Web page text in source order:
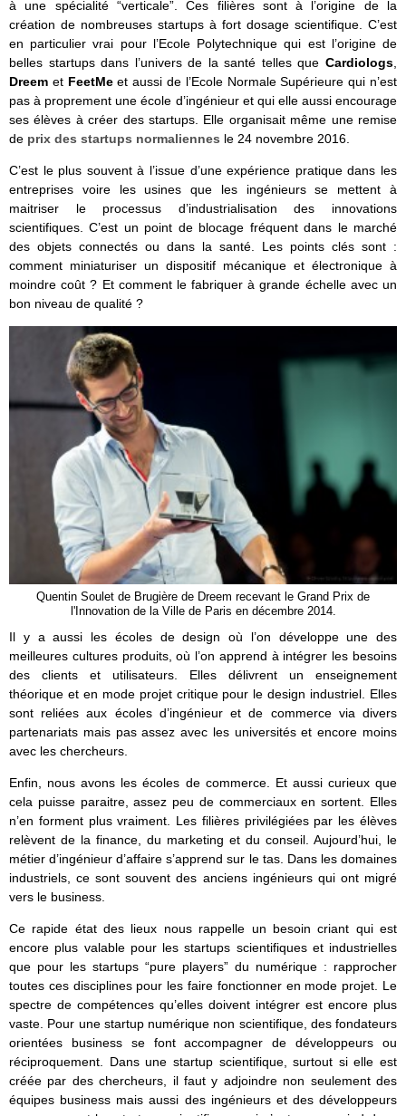
à une spécialité “verticale”. Ces filières sont à l’origine de la
création de nombreuses startups à fort dosage scientifique. C’est
en particulier vrai pour l’Ecole Polytechnique qui est l’origine de
belles startups dans l’univers de la santé telles que Cardiologs
Dreem et FeetMeet aussi de l’Ecole Normale Supérieure qui n’est
pas à proprement une école d’ingénieur et qui elle aussi encourage
ses élèves à créer des startups. Elle organisait même une remise
de prix des startups normaliennes le 24 novembre 2016.
C’est le plus souvent à l’issue d’une expérience pratique dans les
entreprises voire les usines que les ingénieurs se mettent à
maitriser le processus d’industrialisation des innovations
scientifiques. C’est un point de blocage fréquent dans le marché
des objets connectés ou dans la santé. Les points clés sont :
comment miniaturiser un dispositif mécanique et électronique à
moindre coût ? Et comment le fabriquer à grande échelle avec un
bon niveau de qualité ?
Quentin Soulet de Brugière de Dreem recevant le Grand Prix de
l'Innovation de la Ville de Paris en décembre 2014.
Il y a aussi les écoles de design où l’on développe une des
meilleures cultures produits, où l’on apprend à intégrer les besoins
des clients et utilisateurs. Elles délivrent un enseignement
théorique et en mode projet critique pour le design industriel. Elles
sont reliées aux écoles d’ingénieur et de commerce via divers
partenariats mais pas assez avec les universités et encore moins
avec les chercheurs.
Enfin, nous avons les écoles de commerce. Et aussi curieux que
cela puisse paraitre, assez peu de commerciaux en sortent. Elles
n’en forment plus vraiment. Les filières privilégiées par les élèves
relèvent de la finance, du marketing et du conseil. Aujourd’hui, le
métier d’ingénieur d’affaire s’apprend sur le tas. Dans les domaines
industriels, ce sont souvent des anciens ingénieurs qui ont migré
vers le business.
Ce rapide état des lieux nous rappelle un besoin criant qui est
encore plus valable pour les startups scientifiques et industrielles
que pour les startups “pure players” du numérique : rapprocher
toutes ces disciplines pour les faire fonctionner en mode projet. Le
spectre de compétences qu’elles doivent intégrer est encore plus
vaste. Pour une startup numérique non scientifique, des fondateurs
orientées business se font accompagner de développeurs ou
réciproquement. Dans une startup scientifique, surtout si elle est
créée par des chercheurs, il faut y adjoindre non seulement des
équipes business mais aussi des ingénieurs et des développeurs